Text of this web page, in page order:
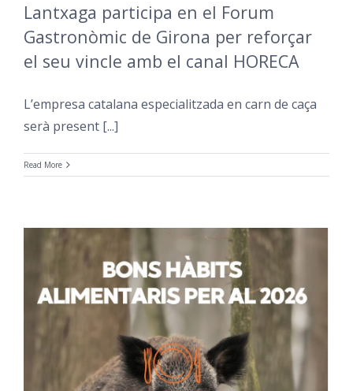
Lantxaga participa en el Forum
Gastronòmic de Girona per reforçar
el seu vincle amb el canal HORECA
L’empresa catalana especialitzada en carn de caça
serà present [...]
Read More